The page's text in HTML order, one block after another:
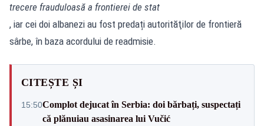
trecere frauduloasă a frontierei de stat
, iar cei doi albanezi au fost predați autorităţilor de frontieră
sârbe, în baza acordului de readmisie.
CITEȘTE ȘI
15:50Complot dejucat în Serbia: doi bărbați, suspectați
că plănuiau asasinarea lui Vučić